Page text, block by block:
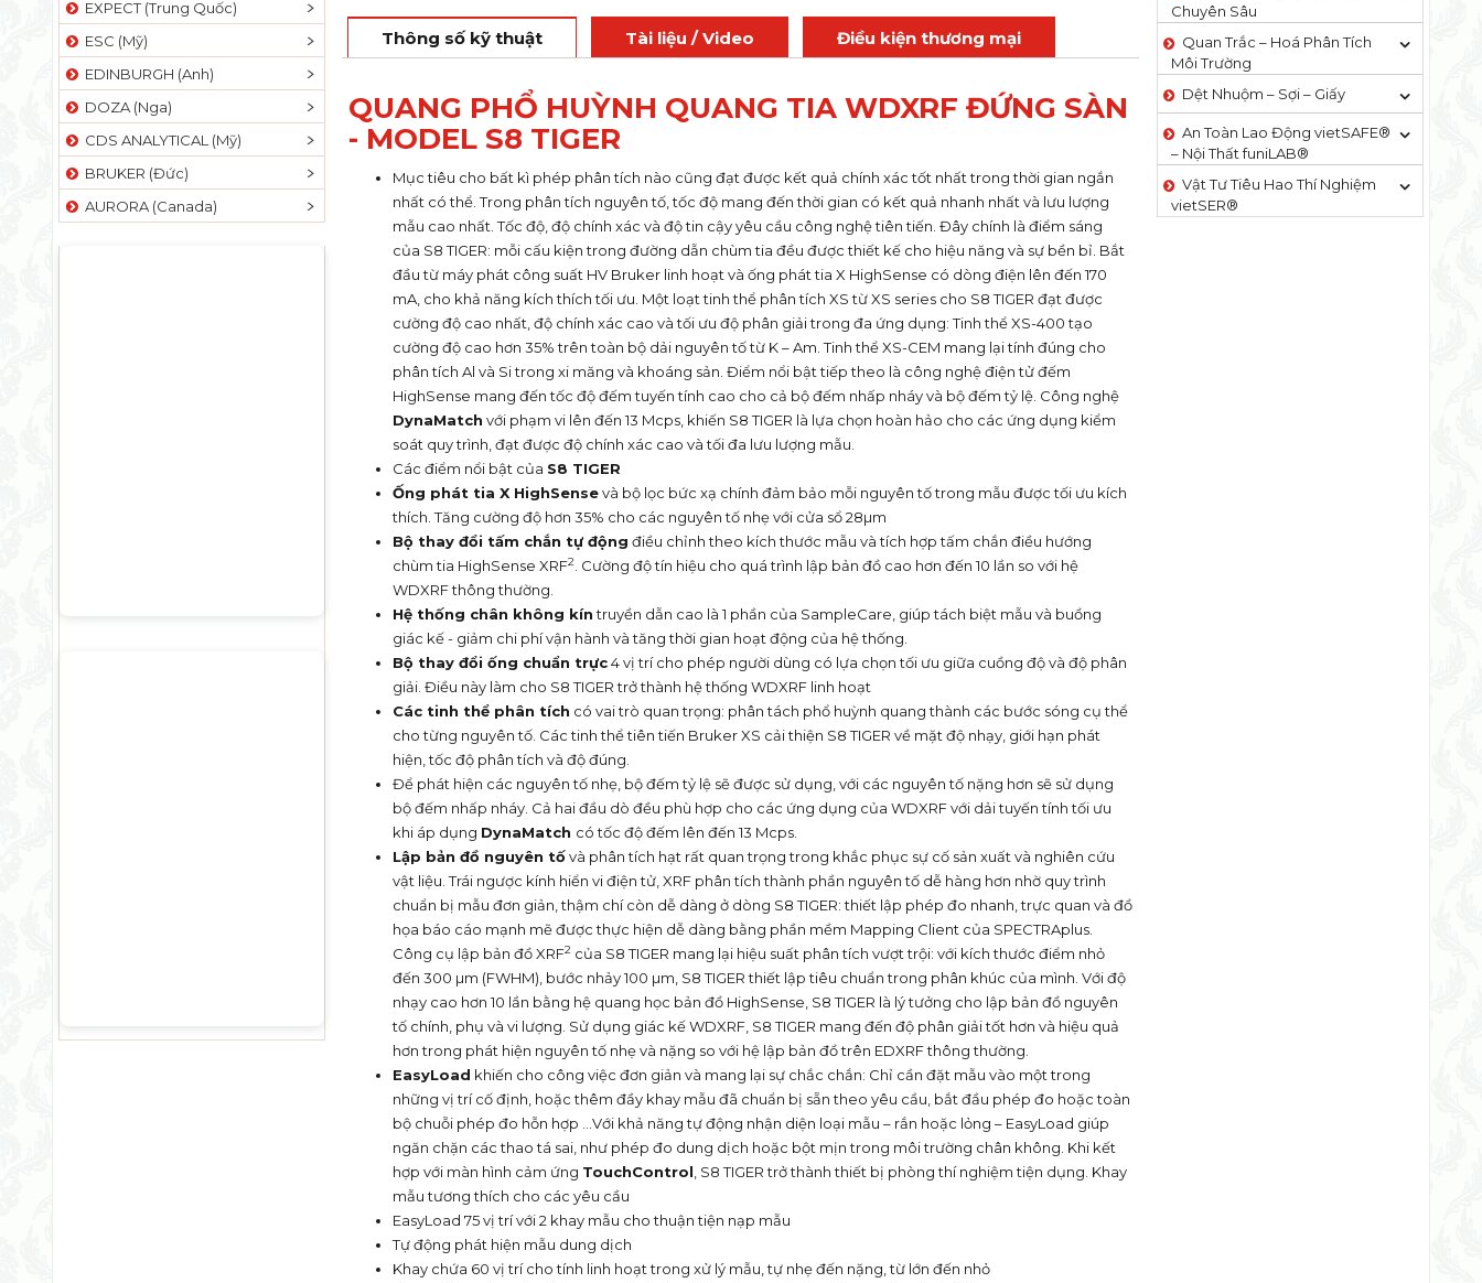
EXPECT (Trung Quốc)
ESC (Mỹ)
EDINBURGH (Anh)
DOZA (Nga)
CDS ANALYTICAL (Mỹ)
BRUKER (Đức)
AURORA (Canada)
Thông số kỹ thuật Tài liệu / Video Điều kiện thương mại
QUANG PHỔ HUỲNH QUANG TIA WDXRF ĐỨNG SÀN
- MODEL S8 TIGER
Mục tiêu cho bất kì phép phân tích nào cũng đạt được kết quả chính xác tốt nhất trong thời gian ngắn
nhất có thể. Trong phân tích nguyên tố, tốc độ mang đến thời gian có kết quả nhanh nhất và lưu lượng
mẫu cao nhất. Tốc độ, độ chính xác và độ tin cậy yêu cầu công nghệ tiên tiến. Đây chính là điểm sáng
của S8 TIGER: mỗi cấu kiện trong đường dẫn chùm tia đều được thiết kế cho hiệu năng và sự bền bỉ. Bắt
đầu từ máy phát công suất HV Bruker linh hoạt và ống phát tia X HighSense có dòng điện lên đến 170
mA, cho khả năng kích thích tối ưu. Một loạt tinh thể phân tích XS từ XS series cho S8 TIGER đạt được
cường độ cao nhất, độ chính xác cao và tối ưu độ phân giải trong đa ứng dụng: Tinh thể XS-400 tạo
cường độ cao hơn 35% trên toàn bộ dải nguyên tố từ K – Am. Tinh thể XS-CEM mang lại tính đúng cho
phân tích Al và Si trong xi măng và khoáng sản. Điểm nổi bật tiếp theo là công nghệ điện tử đếm
HighSense mang đến tốc độ đếm tuyến tính cao cho cả bộ đếm nhấp nháy và bộ đếm tỷ lệ. Công nghệ
DynaMatch với phạm vi lên đến 13 Mcps, khiến S8 TIGER là lựa chọn hoàn hảo cho các ứng dụng kiểm
soát quy trình, đạt được độ chính xác cao và tối đa lưu lượng mẫu.
Các điểm nổi bật của S8 TIGER
Ống phát tia X HighSensevà bộ lọc bức xạ chính đảm bảo mỗi nguyên tố trong mẫu được tối ưu kích
thích. Tăng cường độ hơn 35% cho các nguyên tố nhẹ với cửa sổ 28µm
Bộ thay đổi tấm chắn tự động điều chỉnh theo kích thước mẫu và tích hợp tấm chắn điều hướng
chùm tia HighSense XRF2
. Cường độ tín hiệu cho quá trình lập bản đồ cao hơn đến 10 lần so với hệ
WDXRF thông thường.
Hệ thống chân không kíntruyền dẫn cao là 1 phần của SampleCare, giúp tách biệt mẫu và buồng
giác kế - giảm chi phí vận hành và tăng thời gian hoạt động của hệ thống.
Bộ thay đổi ống chuẩn trực4 vị trí cho phép người dùng có lựa chọn tối ưu giữa cuồng độ và độ phân
giải. Điều này làm cho S8 TIGER trở thành hệ thống WDXRF linh hoạt
Các tinh thể phân tích có vai trò quan trọng: phân tách phổ huỳnh quang thành các bước sóng cụ thể
cho từng nguyên tố. Các tinh thể tiên tiến Bruker XS cải thiện S8 TIGER về mặt độ nhạy, giới hạn phát
hiện, tốc độ phân tích và độ đúng.
Để phát hiện các nguyên tố nhẹ, bộ đếm tỷ lệ sẽ được sử dụng, với các nguyên tố nặng hơn sẽ sử dụng
bộ đếm nhấp nháy. Cả hai đầu dò đều phù hợp cho các ứng dụng của WDXRF với dải tuyến tính tối ưu
khi áp dụng DynaMatch có tốc độ đếm lên đến 13 Mcps.
Lập bản đồ nguyên tốvà phân tích hạt rất quan trọng trong khắc phục sự cố sản xuất và nghiên cứu
vật liệu. Trái ngược kính hiển vi điện tử, XRF phân tích thành phần nguyên tố dễ hàng hơn nhờ quy trình
chuẩn bị mẫu đơn giản, thậm chí còn dễ dàng ở dòng S8 TIGER: thiết lập phép đo nhanh, trực quan và đồ
họa báo cáo mạnh mẽ được thực hiện dễ dàng bằng phần mềm Mapping Client của SPECTRAplus.
Công cụ lập bản đồ XRF2 của S8 TIGER mang lại hiệu suất phân tích vượt trội: với kích thước điểm nhỏ
đến 300 µm (FWHM), bước nhảy 100 µm, S8 TIGER thiết lập tiêu chuẩn trong phân khúc của mình. Với độ
nhạy cao hơn 10 lần bằng hệ quang học bản đồ HighSense, S8 TIGER là lý tưởng cho lập bản đồ nguyên
tố chính, phụ và vi lượng. Sử dụng giác kế WDXRF, S8 TIGER mang đến độ phân giải tốt hơn và hiệu quả
hơn trong phát hiện nguyên tố nhẹ và nặng so với hệ lập bản đồ trên EDXRF thông thường.
EasyLoad khiến cho công việc đơn giản và mang lại sự chắc chắn: Chỉ cần đặt mẫu vào một trong
những vị trí cố định, hoặc thêm đầy khay mẫu đã chuẩn bị sẵn theo yêu cầu, bắt đầu phép đo hoặc toàn
bộ chuỗi phép đo hỗn hợp …Với khả năng tự động nhận diện loại mẫu – rắn hoặc lỏng – EasyLoad giúp
ngăn chặn các thao tá sai, như phép đo dung dịch hoặc bột mịn trong môi trường chân không. Khi kết
hợp với màn hình cảm ứng TouchControl , S8 TIGER trở thành thiết bị phòng thí nghiệm tiện dụng. Khay
mẫu tương thích cho các yêu cầu
EasyLoad 75 vị trí với 2 khay mẫu cho thuận tiện nạp mẫu
Tự động phát hiện mẫu dung dịch
Khay chứa 60 vị trí cho tính linh hoạt trong xử lý mẫu, tự nhẹ đến nặng, từ lớn đến nhỏ
Chuyên Sâu
Quan Trắc – Hoá Phân Tích
Môi Trường
Dệt Nhuộm – Sợi – Giấy
An Toàn Lao Động vietSAFE®
– Nội Thất funiLAB®
Vật Tư Tiêu Hao Thí Nghiệm
vietSER®